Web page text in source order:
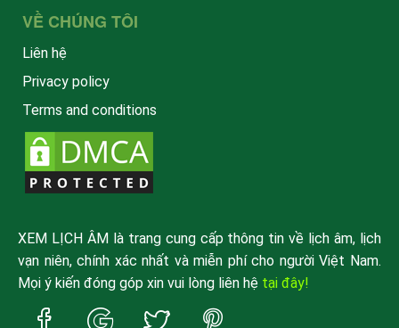
VỀ CHÚNG TÔI
Liên hệ
Privacy policy
Terms and conditions
XEM LỊCH ÂM là trang cung cấp thông tin về lịch âm, lịch
vạn niên, chính xác nhất và miễn phí cho người Việt Nam.
Mọi ý kiến đóng góp xin vui lòng liên hệ tại đây!
Trang
Trang
Trang
Trang